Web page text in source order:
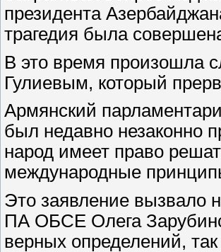
президента
трагедия была
В это время произошла
Гулиевым, который
Армянский
был недавно незаконно
народ имеет право
международные
Это заявление вызвало
ПА ОБСЕ Олега
верных определений,